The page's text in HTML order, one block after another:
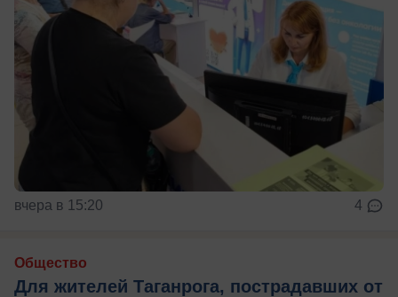
вчера в 15:20 4
Общество
Для жителей Таганрога, пострадавших от